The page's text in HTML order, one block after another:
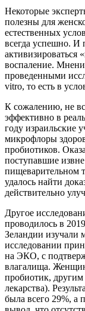
Некоторые
полезны для
естественных
всегда успешно. И
активизироваться
воспаление.
проведенными
vitro, то есть в
К сожалению, не
эффективно в
году израильские
микрофлоры
пробиотиков.
поступавшие
пищеварительном
удалось найти
действительно
Другое
проводилось в
Зеландии изучали
исследовании
на ЭКО, с
влагалища.
пробиотик,
лекарства).
была всего 29%, а